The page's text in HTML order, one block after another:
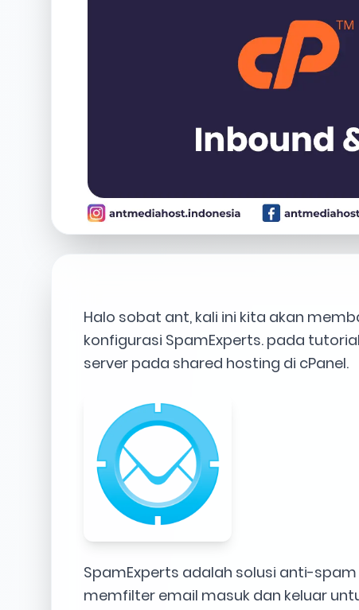
Halo sobat ant, kali ini kita akan
konfigurasi SpamExperts. pada
server pada shared hosting di cPanel.
SpamExperts adalah solusi anti-
memfilter email masuk dan keluar